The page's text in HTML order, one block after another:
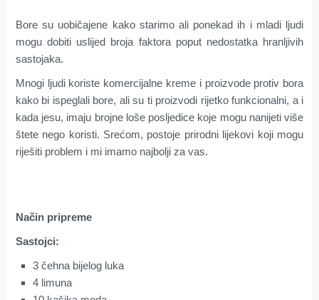
Bore su uobičajene kako starimo ali ponekad ih i mladi ljudi
mogu dobiti uslijed broja faktora poput nedostatka hranljivih
sastojaka.
Mnogi ljudi koriste komercijalne kreme i proizvode protiv bora
kako bi ispeglali bore, ali su ti proizvodi rijetko funkcionalni, a i
kada jesu, imaju brojne loše posljedice koje mogu nanijeti više
štete nego koristi. Srećom, postoje prirodni lijekovi koji mogu
riješiti problem i mi imamo najbolji za vas.
Način pripreme
Sastojci:
3 čehna bijelog luka
4 limuna